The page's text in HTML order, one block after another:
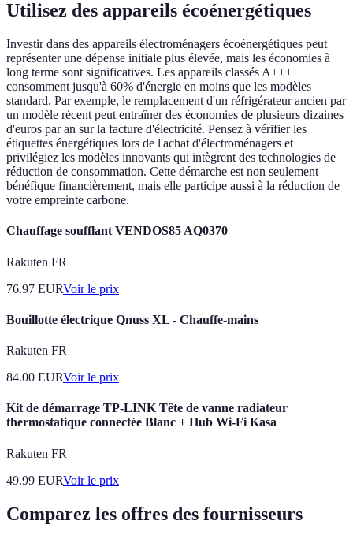
Utilisez des appareils écoénergétiques
Investir dans des appareils électroménagers écoénergétiques peut
représenter une dépense initiale plus élevée, mais les économies à
long terme sont significatives. Les appareils classés A+++
consomment jusqu'à 60% d'énergie en moins que les modèles
standard. Par exemple, le remplacement d'un réfrigérateur ancien par
un modèle récent peut entraîner des économies de plusieurs dizaines
d'euros par an sur la facture d'électricité. Pensez à vérifier les
étiquettes énergétiques lors de l'achat d'électroménagers et
privilégiez les modèles innovants qui intègrent des technologies de
réduction de consommation. Cette démarche est non seulement
bénéfique financièrement, mais elle participe aussi à la réduction de
votre empreinte carbone.
Chauffage soufflant VENDOS85 AQ0370
Rakuten FR
76.97 EURVoir le prix
Bouillotte électrique Qnuss XL - Chauffe-mains
Rakuten FR
84.00 EURVoir le prix
Kit de démarrage TP-LINK Tête de vanne radiateur
thermostatique connectée Blanc + Hub Wi-Fi Kasa
Rakuten FR
49.99 EURVoir le prix
Comparez les offres des fournisseurs